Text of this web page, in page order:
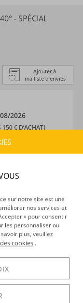
- SPÉCIAL
Ajouter à
ma liste d’envies
2026
150 € D’ACHAT)
sur notre site est une
nos services et
» pour consentir
les personnaliser ou
plus, veuillez
cookies .